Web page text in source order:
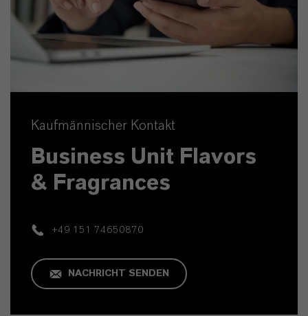
Kaufmännischer Kontakt
Business Unit Flavors
& Fragrances
+49 151 74650870
NACHRICHT SENDEN